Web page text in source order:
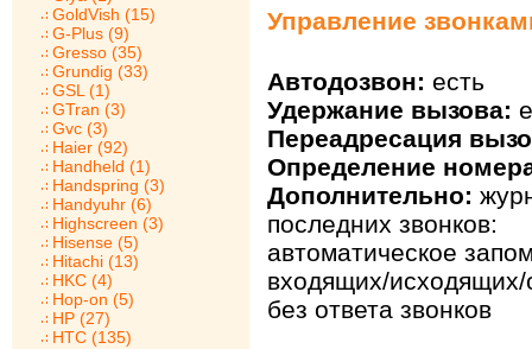
GoldVish (15)
G-Plus (9)
Gresso (35)
Grundig (33)
GSL (1)
GTran (3)
Gvc (3)
Haier (92)
Handheld (1)
Handspring (3)
Handyuhr (6)
Highscreen (3)
Hisense (5)
Hitachi (13)
HKC (4)
Hop-on (5)
HP (27)
HTC (135)
Управление
Автодозвон: есть
Удержание вызова:
Переадресация
Определение
Дополнительно:
последних звонков:
автоматическое
входящих/исходящих/
без ответа звонков